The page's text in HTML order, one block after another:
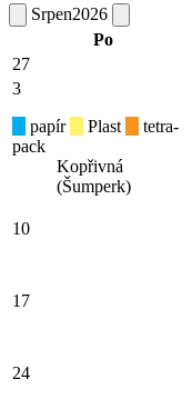
Srpen2026
Po
27
3
papír
Plast
tetra-
pack
Kopřivná
(Šumperk)
10
17
24